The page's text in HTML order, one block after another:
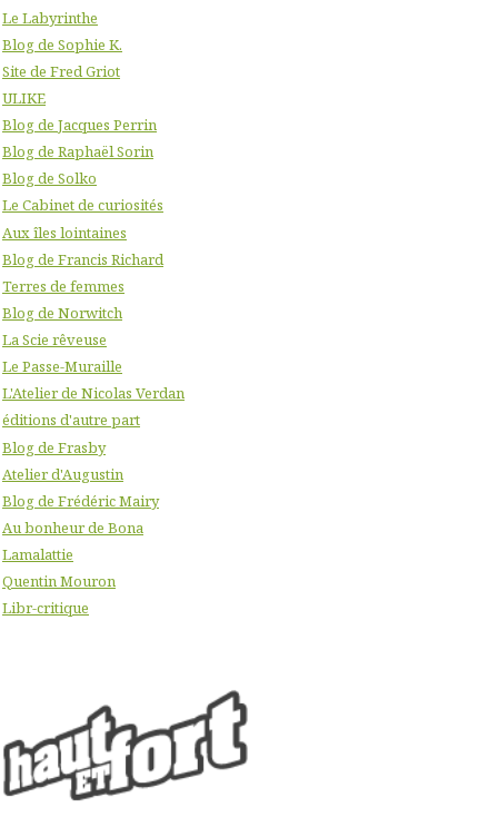
Le Labyrinthe
Blog de Sophie K.
Site de Fred Griot
ULIKE
Blog de Jacques Perrin
Blog de Raphaël Sorin
Blog de Solko
Le Cabinet de curiosités
Aux îles lointaines
Blog de Francis Richard
Terres de femmes
Blog de Norwitch
La Scie rêveuse
Le Passe-Muraille
L'Atelier de Nicolas Verdan
éditions d'autre part
Blog de Frasby
Atelier d'Augustin
Blog de Frédéric Mairy
Au bonheur de Bona
Lamalattie
Quentin Mouron
Libr-critique